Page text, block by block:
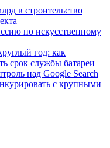
в строительство
по искусственному
год: как
срок службы батареи
над Google Search
с крупными